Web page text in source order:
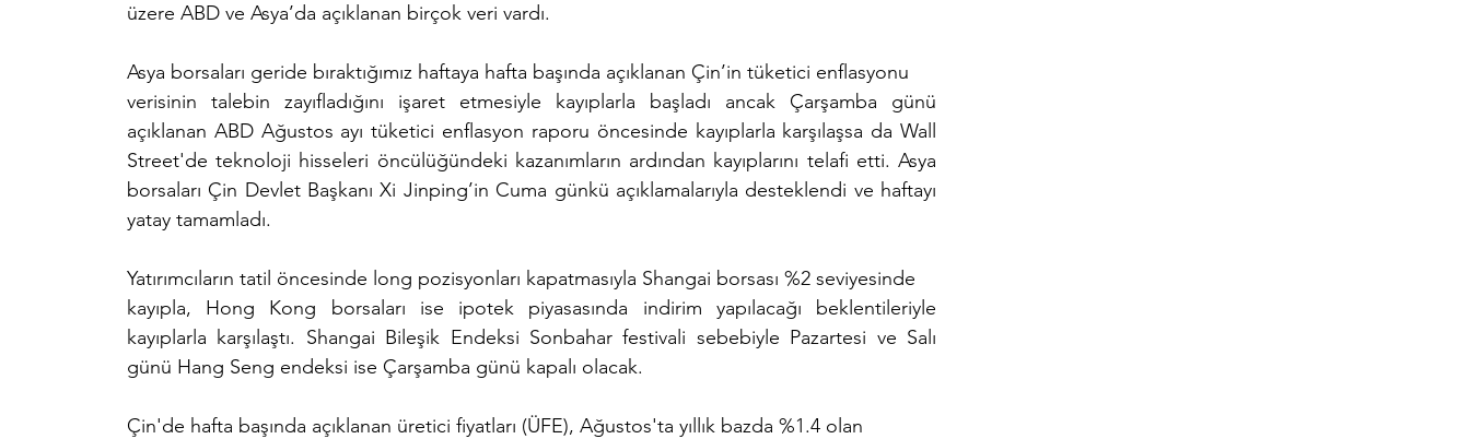
üzere ABD ve Asya’da açıklanan birçok veri vardı.
Asya borsaları geride bıraktığımız haftaya hafta başında açıklanan Çin’in tüketici enflasyonu
verisinin talebin zayıfladığını işaret etmesiyle kayıplarla başladı ancak Çarşamba günü
açıklanan ABD Ağustos ayı tüketici enflasyon raporu öncesinde kayıplarla karşılaşsa da Wall
Street'de teknoloji hisseleri öncülüğündeki kazanımların ardından kayıplarını telafi etti. Asya
borsaları Çin Devlet Başkanı Xi Jinping’in Cuma günkü açıklamalarıyla desteklendi ve haftayı
yatay tamamladı.
Yatırımcıların tatil öncesinde long pozisyonları kapatmasıyla Shangai borsası %2 seviyesinde
kayıpla, Hong Kong borsaları ise ipotek piyasasında indirim yapılacağı beklentileriyle
kayıplarla karşılaştı. Shangai Bileşik Endeksi Sonbahar festivali sebebiyle Pazartesi ve Salı
günü Hang Seng endeksi ise Çarşamba günü kapalı olacak.
Çin'de hafta başında açıklanan üretici fiyatları (ÜFE), Ağustos'ta yıllık bazda %1.4 olan